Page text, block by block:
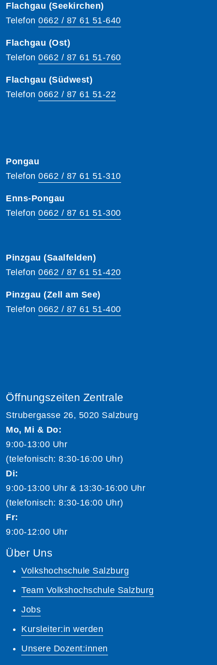
Flachgau (Seekirchen)
Telefon 0662 / 87 61 51-640
Flachgau (Ost)
Telefon 0662 / 87 61 51-760
Flachgau (Südwest)
Telefon 0662 / 87 61 51-22
Pongau
Telefon 0662 / 87 61 51-310
Enns-Pongau
Telefon 0662 / 87 61 51-300
Pinzgau (Saalfelden)
Telefon 0662 / 87 61 51-420
Pinzgau (Zell am See)
Telefon 0662 / 87 61 51-400
Öffnungszeiten Zentrale
Strubergasse 26, 5020 Salzburg
Mo, Mi & Do:
9:00-13:00 Uhr
(telefonisch: 8:30-16:00 Uhr)
Di:
9:00-13:00 Uhr & 13:30-16:00 Uhr
(telefonisch: 8:30-16:00 Uhr)
Fr:
9:00-12:00 Uhr
Über Uns
Volkshochschule Salzburg
Team Volkshochschule Salzburg
Jobs
Kursleiter:in werden
Unsere Dozent:innen